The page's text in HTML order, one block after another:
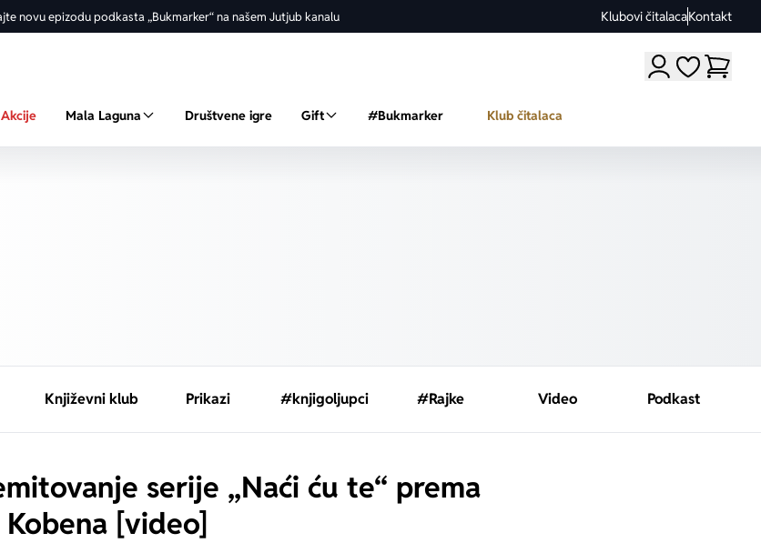
novu epizodu podkasta „Bukmarker“ na našem Jutjub kanalu Klubovi čitalacaKontakt
Moji omiljeni
Mala Laguna Društvene igre Gift #Bukmarker Klub čitalaca
Književni klub Prikazi #knjigoljupci #Rajke Video Podkast
serije „Naći ću te“ prema
[video]